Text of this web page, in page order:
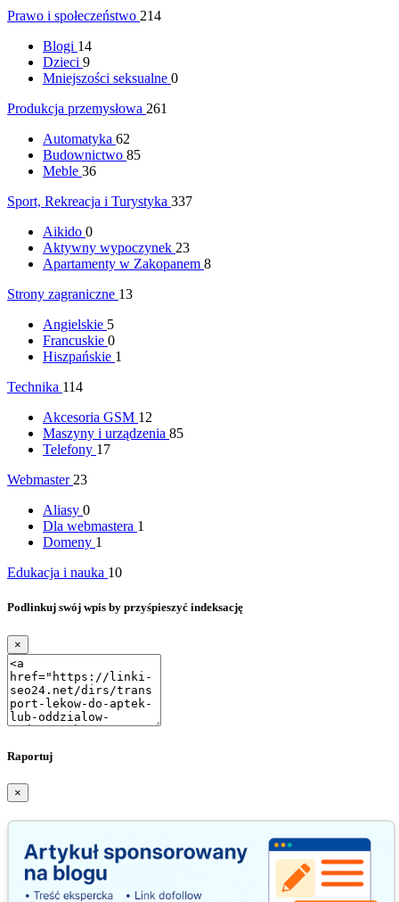
Prawo i społeczeństwo 214
Blogi 14
Dzieci 9
Mniejszości seksualne 0
Produkcja przemysłowa 261
Automatyka 62
Budownictwo 85
Meble 36
Sport, Rekreacja i Turystyka 337
Aikido 0
Aktywny wypoczynek 23
Apartamenty w Zakopanem 8
Strony zagraniczne 13
Angielskie 5
Francuskie 0
Hiszpańskie 1
Technika 114
Akcesoria GSM 12
Maszyny i urządzenia 85
Telefony 17
Webmaster 23
Aliasy 0
Dla webmastera 1
Domeny 1
Edukacja i nauka 10
Podlinkuj swój wpis by przyśpieszyć indeksację
×
Raportuj
×